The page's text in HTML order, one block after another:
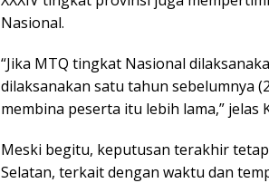
Nasional.
“Jika MTQ tingkat Nasional
dilaksanakan satu tahun sebelumnya
membina peserta itu lebih lama,” jelas
Meski begitu, keputusan terakhir
Selatan, terkait dengan waktu dan